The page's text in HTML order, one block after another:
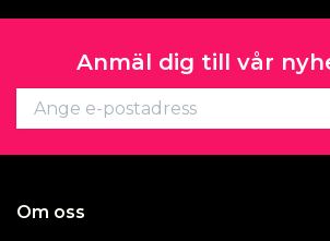
Anmäl dig till vår
Om oss